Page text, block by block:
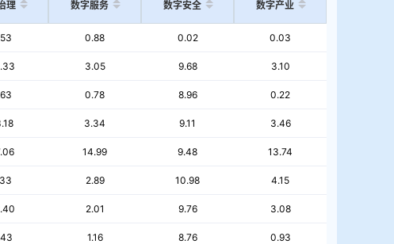
理 数字服务 数字安全 数字产业
0.88 0.02 0.03
3.05 9.68 3.10
0.78 8.96 0.22
3.34 9.11 3.46
14.99 9.48 13.74
2.89 10.98 4.15
2.01 9.76 3.08
1.16 8.76 0.93